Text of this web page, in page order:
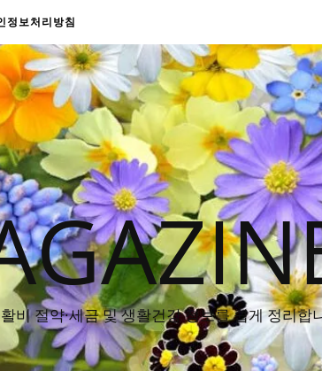
정보처리방침
비 절약·세금 및 생활건강 정보를 쉽게 정리합